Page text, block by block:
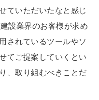
ていただいたなと感じ
設業界のお客様が求め
されているツールやソ
てご提案していくとい
、取り組むべきことだ